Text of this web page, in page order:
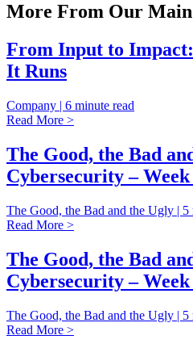
More From Our
From Input to
It Runs
Company | 6 minute read
Read More >
The Good, the Bad
Cybersecurity – Week
The Good, the Bad and the Ugly | 5
Read More >
The Good, the Bad
Cybersecurity – Week
The Good, the Bad and the Ugly | 5
Read More >